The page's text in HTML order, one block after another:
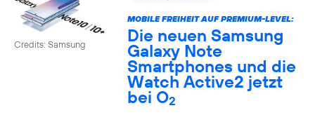
Credits: Samsung
MOBILE FREIHEIT AUF PREMIUM-LEVEL:
Die neuen Samsung
Galaxy Note
Smartphones und die
Watch Active2 jetzt
bei O2